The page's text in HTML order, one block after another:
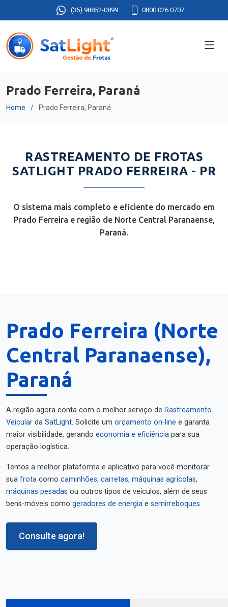
(35) 98852-0899 0800 026 0707
Prado Ferreira, Paraná
Home Prado Ferreira, Paraná
RASTREAMENTO DE FROTAS
SATLIGHT PRADO FERREIRA - PR
O sistema mais completo e eficiente do mercado em
Prado Ferreira e região de Norte Central Paranaense,
Paraná.
Prado Ferreira (Norte
Central Paranaense),
Paraná
A região agora conta com o melhor serviço de Rastreamento
Veicular da SatLight. Solicite um orçamento on-line e garanta
maior visibilidade, gerando economia e eficiência para sua
operação logística.
Temos a melhor plataforma e aplicativo para você monitorar
sua frota como caminhões, carretas, máquinas agrícolas,
máquinas pesadas ou outros tipos de veículos, além de seus
bens-móveis como geradores de energia e semirreboques.
Consulte agora!